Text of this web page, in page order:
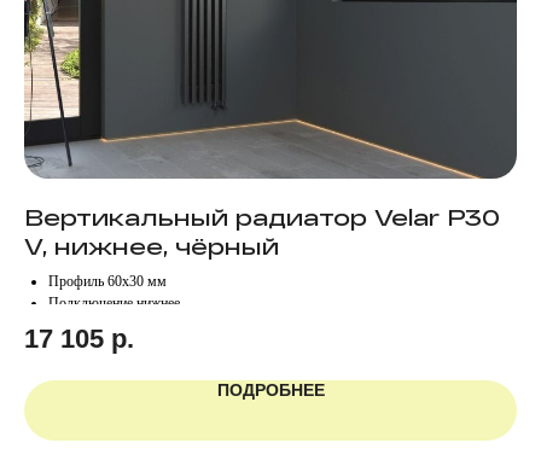
Вертикальный радиатор Velar P30
V, нижнее, чёрный
Профиль 60х30 мм
Подключение нижнее
17 105 р.
ПОДРОБНЕЕ